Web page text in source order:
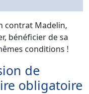
contrat Madelin,
bénéficier de sa
conditions !
de
obligatoire